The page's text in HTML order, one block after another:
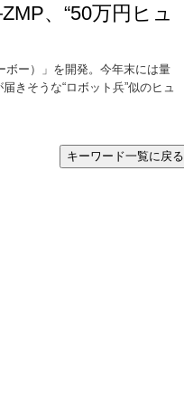
、“50万円ヒュ
ボー）」を開発。今年末には量
きそうな“ロボット兵”似のヒュ
キーワード一覧に戻る